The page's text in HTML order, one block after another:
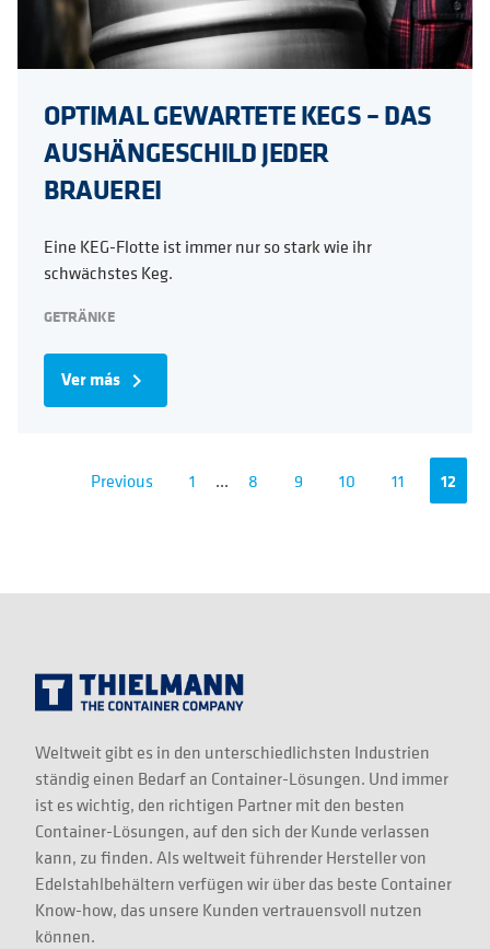
OPTIMAL GEWARTETE KEGS – DAS
AUSHÄNGESCHILD JEDER
BRAUEREI
Eine KEG-Flotte ist immer nur so stark wie ihr
schwächstes Keg.
GETRÄNKE
Ver más navigate_next
Previous 1 ... 8 9 10 11 12
Weltweit gibt es in den unterschiedlichsten Industrien
ständig einen Bedarf an Container-Lösungen. Und immer
ist es wichtig, den richtigen Partner mit den besten
Container-Lösungen, auf den sich der Kunde verlassen
kann, zu finden. Als weltweit führender Hersteller von
Edelstahlbehältern verfügen wir über das beste Container
Know-how, das unsere Kunden vertrauensvoll nutzen
können.